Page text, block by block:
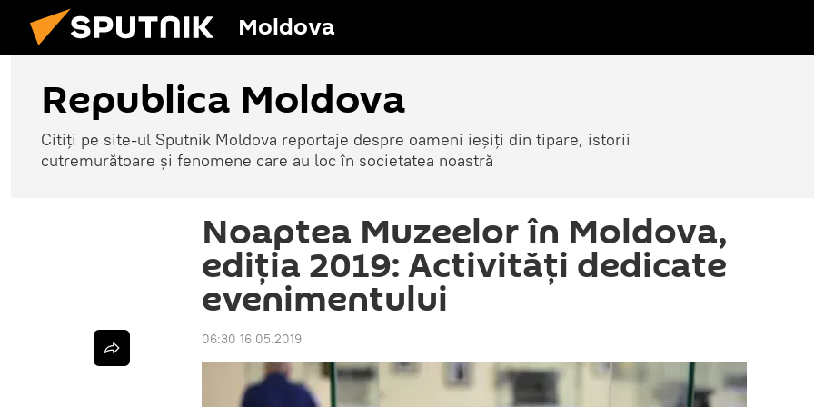
Moldova
Republica Moldova
Citiți pe site-ul Sputnik Moldova reportaje despre oameni ieșiți din tipare, istorii
cutremurătoare și fenomene care au loc în societatea noastră
Noaptea Muzeelor în Moldova,
ediția 2019: Activități dedicate
evenimentului
06:30 16.05.2019